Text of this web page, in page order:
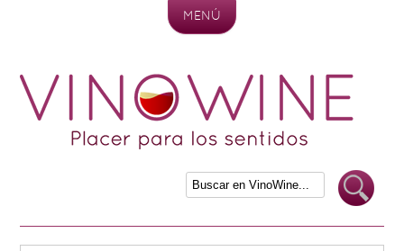
MENÚ